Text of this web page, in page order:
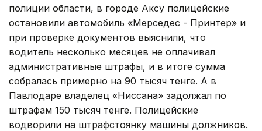
полиции области, в городе Аксу полицейские
остановили автомобиль «Мерседес - Принтер» и
при проверке документов выяснили, что
водитель несколько месяцев не оплачивал
административные штрафы, и в итоге сумма
собралась примерно на 90 тысяч тенге. А в
Павлодаре владелец «Ниссана» задолжал по
штрафам 150 тысяч тенге. Полицейские
водворили на штрафстоянку машины должников.